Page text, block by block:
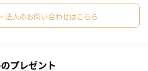
奥行30mm×高さ135mm
法人のお問い合わせはこちら
プレゼント